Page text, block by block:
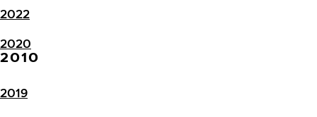
2022
2020
2010
2019